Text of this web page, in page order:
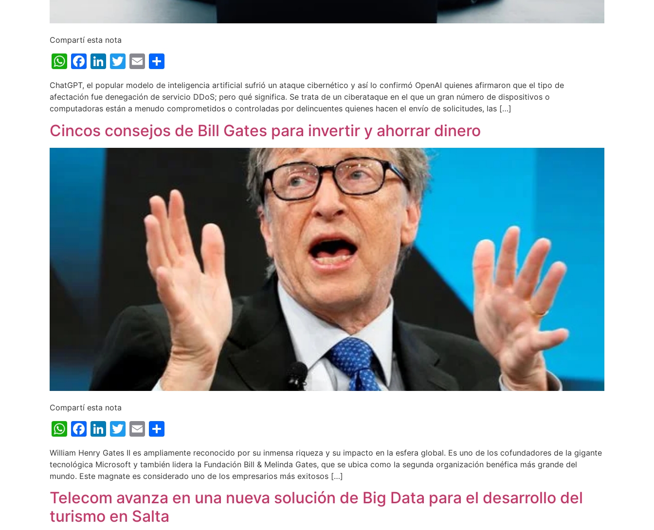
Compartí esta nota
WhatsApp
Facebook
LinkedIn
Twitter
Email
ChatGPT, el popular modelo de inteligencia artificial sufrió un ataque cibernético y así lo confirmó OpenAI quienes afirmaron que el tipo de
afectación fue denegación de servicio DDoS; pero qué significa. Se trata de un ciberataque en el que un gran número de dispositivos o
computadoras están a menudo comprometidos o controladas por delincuentes quienes hacen el envío de solicitudes, las […]
Cincos consejos de Bill Gates para invertir y ahorrar dinero
Compartí esta nota
WhatsApp
Facebook
LinkedIn
Twitter
Email
William Henry Gates II es ampliamente reconocido por su inmensa riqueza y su impacto en la esfera global. Es uno de los cofundadores de la gigante
tecnológica Microsoft y también lidera la Fundación Bill & Melinda Gates, que se ubica como la segunda organización benéfica más grande del
mundo. Este magnate es considerado uno de los empresarios más exitosos […]
Telecom avanza en una nueva solución de Big Data para el desarrollo del
turismo en Salta